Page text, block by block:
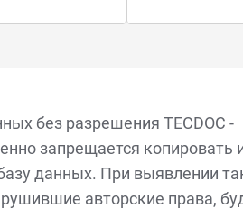
без разрешения TECDOC -
запрещается копировать
данных. При выявлении
авторские права,